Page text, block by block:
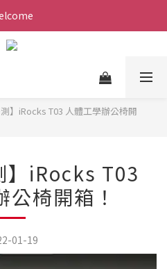
測】iRocks T03 人體工學辦公椅開
】iRocks T03
公椅開箱！
01-19